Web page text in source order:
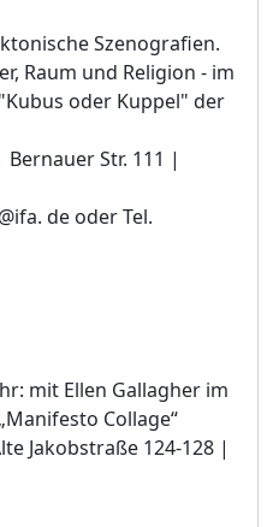
Szenografien.
Raum und Religion - im
oder Kuppel" der
Str. 111 |
de oder Tel.
mit Ellen Gallagher im
Collage“
Jakobstraße 124-128 |